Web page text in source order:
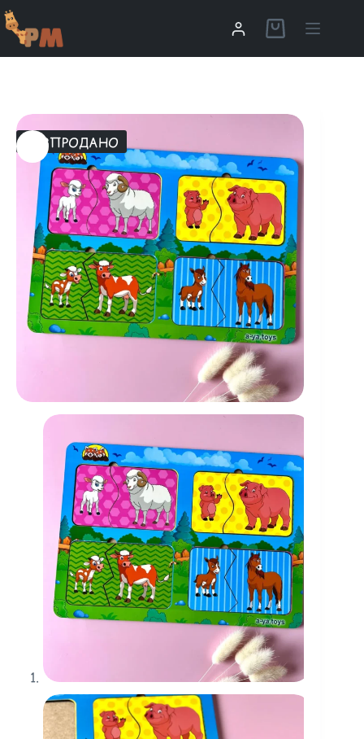
РОЗПРОДАНО